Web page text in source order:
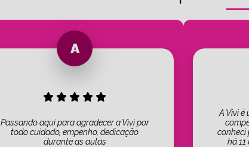
Passando aqui para agradecer a Vivi por
todo cuidado, empenho, dedicação
durante as aulas
A Vivi
conheci
há